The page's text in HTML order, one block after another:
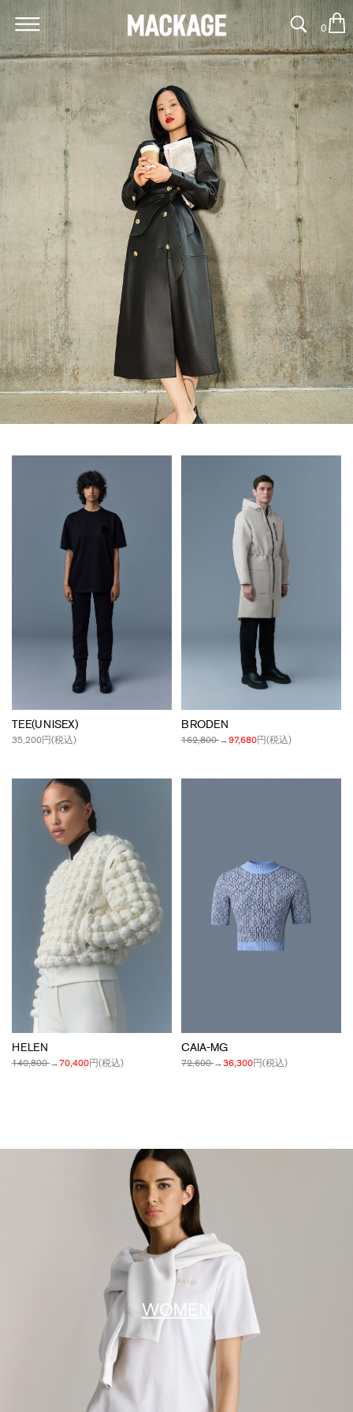
MACKAGE
0
TEE(UNISEX)
35,200円(税込)
BRODEN
162,800→97,680円(税込)
HELEN
140,800→ 70,400円(税込)
CAIA-MG
72,600→36,300円(税込)
WOMEN